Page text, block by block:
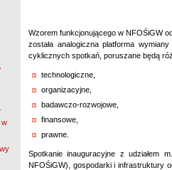
w
Wzorem funkcjonującego w NFOŚiGW
została analogiczna platforma
cyklicznych spotkań, poruszane będą
technologiczne,
organizacyjne,
badawczo-rozwojowe,
finansowe,
prawne.
Spotkanie inauguracyjne z udziałem
NFOŚiGW), gospodarki i infrastruktury